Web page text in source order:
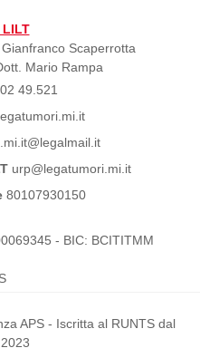
LILT
Scaperrotta
Mario Rampa
49.521
urp@legatumori.mi.it
80107930150
- BIC: BCITITMM
APS - Iscritta al RUNTS dal